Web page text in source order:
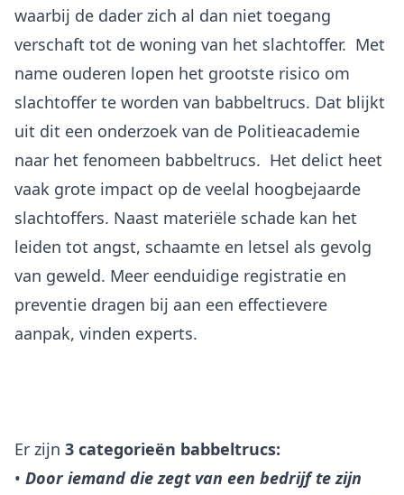
waarbij de dader zich al dan niet toegang
verschaft tot de woning van het slachtoffer. Met
name ouderen lopen het grootste risico om
slachtoffer te worden van babbeltrucs. Dat blijkt
uit dit een onderzoek van de Politieacademie
naar het fenomeen babbeltrucs. Het delict heet
vaak grote impact op de veelal hoogbejaarde
slachtoffers. Naast materiële schade kan het
leiden tot angst, schaamte en letsel als gevolg
van geweld. Meer eenduidige registratie en
preventie dragen bij aan een effectievere
aanpak, vinden experts.
Er zijn 3 categorieën babbeltrucs:
• Door iemand die zegt van een bedrijf te zijn